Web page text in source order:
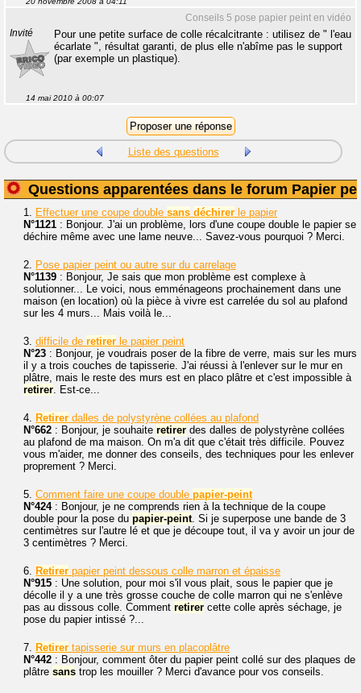
Conseils 5 pose papier peint en vidéo
Invité
Pour une petite surface de colle récalcitrante : utilisez de " l'eau
écarlate ", résultat garanti, de plus elle n'abîme pas le support
(par exemple un plastique).
14 mai 2010 à 00:07
Liste des questions
Questions apparentées dans le forum Papier
1. Effectuer une coupe double sans déchirer le papier
N°1121 : Bonjour. J'ai un problème, lors d'une coupe double le papier se
déchire même avec une lame neuve... Savez-vous pourquoi ? Merci.
2. Pose papier peint ou autre sur du carrelage
N°1139 : Bonjour, Je sais que mon problème est complexe à
solutionner... Le voici, nous emménageons prochainement dans une
maison (en location) où la pièce à vivre est carrelée du sol au plafond
sur les 4 murs... Mais voilà le...
3. difficile de retirer le papier peint
N°23 : Bonjour, je voudrais poser de la fibre de verre, mais sur les murs
il y a trois couches de tapisserie. J'ai réussi à l'enlever sur le mur en
plâtre, mais le reste des murs est en placo plâtre et c'est impossible à
retirer. Est-ce...
4. Retirer dalles de polystyrène collées au plafond
N°662 : Bonjour, je souhaite retirer des dalles de polystyrène collées
au plafond de ma maison. On m'a dit que c'était très difficile. Pouvez
vous m'aider, me donner des conseils, des techniques pour les enlever
proprement ? Merci.
5. Comment faire une coupe double papier-peint
N°424: Bonjour, je ne comprends rien à la technique de la coupe
double pour la pose du papier-peint. Si je superpose une bande de 3
centimètres sur l'autre lé et que je découpe tout, il va y avoir un jour de
3 centimètres ? Merci.
6. Retirer papier peint dessous colle marron et épaisse
N°915 : Une solution, pour moi s'il vous plait, sous le papier que je
décolle il y a une très grosse couche de colle marron qui ne s'enlève
pas au dissous colle. Comment retirer cette colle après séchage, je
pose du papier intissé ?...
7. Retirer tapisserie sur murs en placoplâtre
N°442 : Bonjour, comment ôter du papier peint collé sur des plaques de
plâtre sans trop les mouiller ? Merci d'avance pour vos conseils.